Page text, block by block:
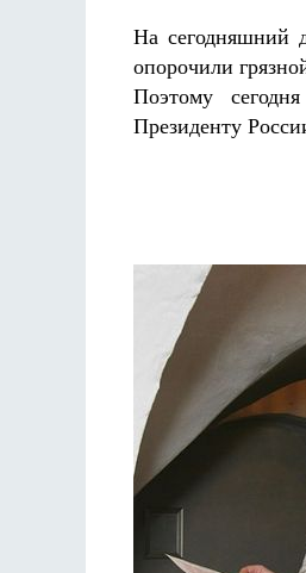
На сегодняшний
опорочили
Поэтому
Президенту